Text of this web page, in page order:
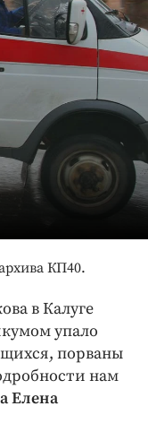
КП40.
в Калуге
упало
порваны
нам
Елена